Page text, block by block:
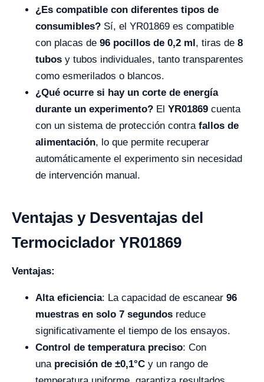
¿Es compatible con diferentes tipos de
consumibles? Sí, el YR01869 es compatible
con placas de 96 pocillos de 0,2 ml , tiras de 8
tubos y tubos individuales, tanto transparentes
como esmerilados o blancos.
¿Qué ocurre si hay un corte de energía
durante un experimento? El YR01869 cuenta
con un sistema de protección contra fallos de
alimentación, lo que permite recuperar
automáticamente el experimento sin necesidad
de intervención manual.
Ventajas y Desventajas del
Termociclador YR01869
Ventajas:
Alta eficiencia: La capacidad de escanear 96
muestras en solo 7 segundos reduce
significativamente el tiempo de los ensayos.
Control de temperatura preciso: Con
una precisión de ±0,1°C y un rango de